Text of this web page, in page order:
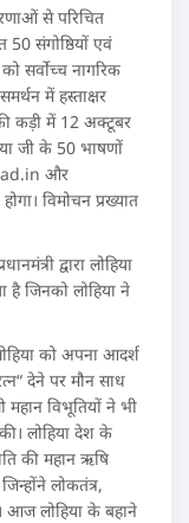
से परिचित
संगोष्ठियों एवं
सर्वोच्च नागरिक
में हस्ताक्षर
कड़ी में 12 अक्टूबर
जी के 50 भाषणों
और
विमोचन प्रख्यात
द्वारा लोहिया
है जिनको लोहिया ने
को अपना आदर्श
देने पर मौन साध
महान विभूतियों ने भी
लोहिया देश के
की महान ऋषि
लोकतंत्र,
आज लोहिया के बहाने